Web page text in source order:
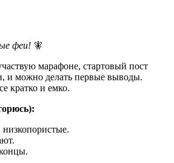
феи! 🧚
марафоне, стартовый пост
и можно делать первые выводы.
кратко и емко.